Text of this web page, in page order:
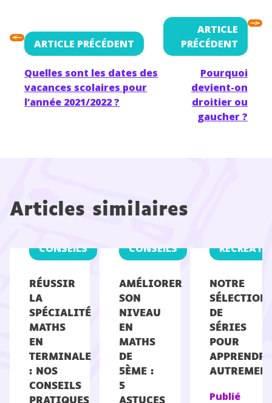
ARTICLE PRÉCÉDENT
Quelles sont les dates des
vacances scolaires pour
l’année 2021/2022 ?
ARTICLE
PRÉCÉDENT
Pourquoi
devient-on
droitier ou
gaucher ?
Articles similaires
RÉUSSIR
LA
SPÉCIALITÉ
MATHS
EN
TERMINALE
: NOS
CONSEILS
PRATIQUES
CONSEILS
AMÉLIORER
SON
NIVEAU
EN
MATHS
DE
5ÈME :
5
ASTUCES
CONSEILS
NOTRE
SÉLECTION
DE
SÉRIES
POUR
APPRENDRE
Publié